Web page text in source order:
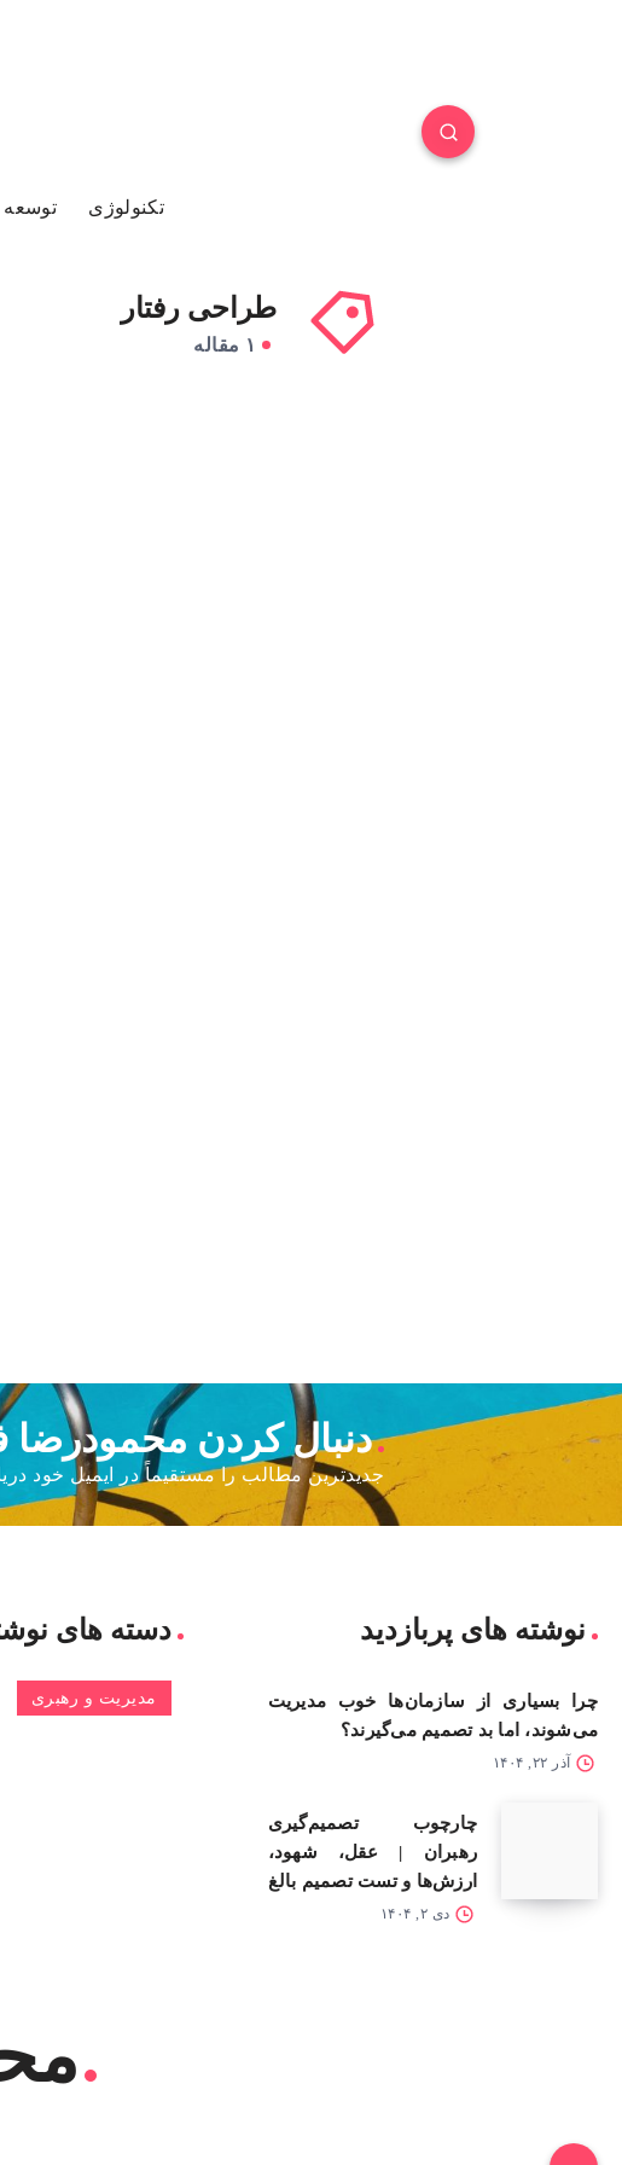
تکنولوژی
طراحی رفتار
۱ مقاله
دنبال کردن محمودرضا
جدیدترین مطالب را مستقیماً در ایمیل خود
نوشته های پربازدید
چرا بسیاری از سازمان‌ها خوب مدیریت
می‌شوند، اما بد تصمیم می‌گیرند؟
آذر ۲۲, ۱۴۰۴
چارچوب تصمیم‌گیری
رهبران | عقل، شهود،
ارزش‌ها و تست تصمیم بالغ
دی ۲, ۱۴۰۴
دسته های
مدیریت و رهبری